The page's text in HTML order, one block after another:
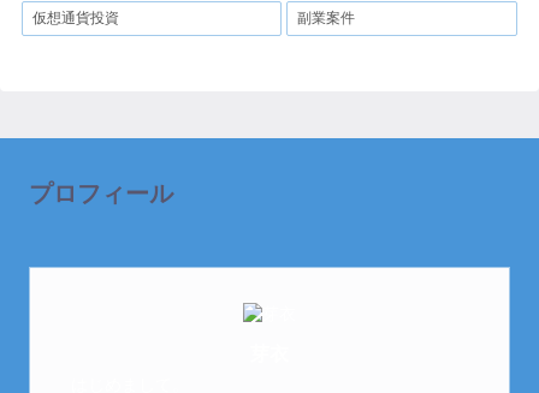
仮想通貨投資 副業案件
プロフィール